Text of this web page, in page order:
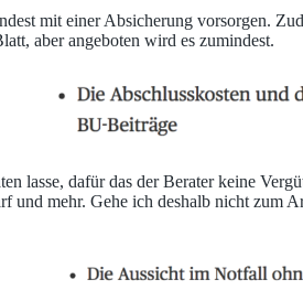
mit einer Absicherung vorsorgen.
aber angeboten wird es zumindest.
lasse, dafür das der Berater keine
und mehr. Gehe ich deshalb nicht